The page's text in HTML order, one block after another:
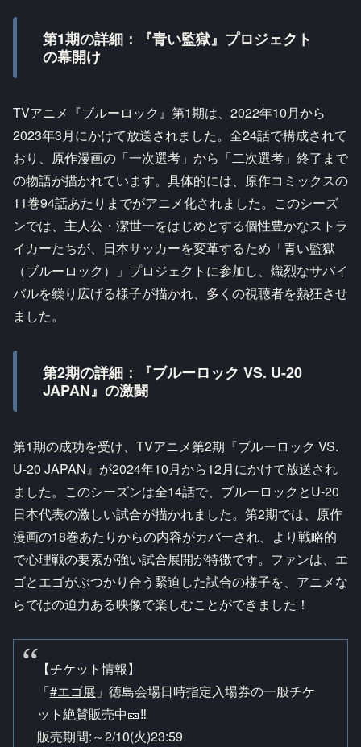
第1期の詳細：『青い監獄』プロジェクト
の幕開け
TVアニメ『ブルーロック』第1期は、2022年10月から
2023年3月にかけて放送されました。全24話で構成されて
おり、原作漫画の「一次選考」から「二次選考」終了まで
の物語が描かれています。具体的には、原作コミックスの
11巻94話あたりまでがアニメ化されました。このシーズ
ンでは、主人公・潔世一をはじめとする個性豊かなストラ
イカーたちが、日本サッカーを変革するため「青い監獄
（ブルーロック）」プロジェクトに参加し、熾烈なサバイ
バルを繰り広げる様子が描かれ、多くの視聴者を熱狂させ
ました。
第2期の詳細：『ブルーロック VS. U-20
JAPAN』の激闘
第1期の成功を受け、TVアニメ第2期『ブルーロック VS.
U-20 JAPAN』が2024年10月から12月にかけて放送され
ました。このシーズンは全14話で、ブルーロックとU-20
日本代表の激しい試合が描かれました。第2期では、原作
漫画の18巻あたりからの内容がカバーされ、より戦略的
で心理戦の要素が強い試合展開が特徴です。ファンは、エ
ゴとエゴがぶつかり合う緊迫した試合の様子を、アニメな
らではの迫力ある映像で楽しむことができました！
【チケット情報】
「#エゴ展 」徳島会場日時指定入場券の一般チケ
ット絶賛販売中🎫‼️
販売期間:～2/10(火)23:59